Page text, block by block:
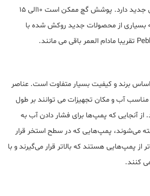
یک بار نیاز به پوشش جدید دارد. پوشش گچ ممکن است ۱۰الی ۱۵
بسیاری از محصولات جدید روکش شده با
برند و کیفیت بسیار متفاوت است. عناصر
آب و مکان تجهیزات می توانند بر طول
از آنجایی که پمپ‌ها برای فشار دادن آب به
می‌شوند، پمپ‌هایی که در سطح استخر قرار
از پمپ‌هایی هستند که بالاتر قرار می‌گیرند و با
کنند.